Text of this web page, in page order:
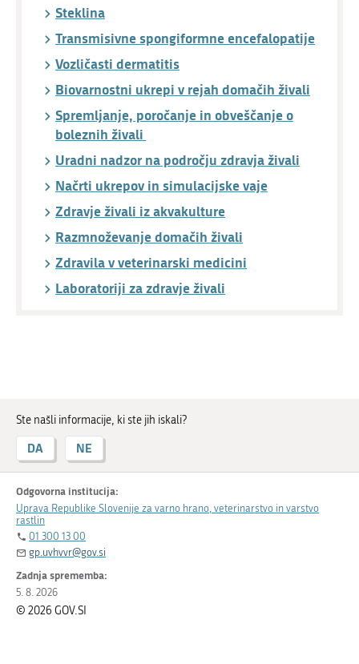
Steklina
Transmisivne spongiformne encefalopatije
Vozličasti dermatitis
Biovarnostni ukrepi v rejah domačih živali
Spremljanje, poročanje in obveščanje o
boleznih živali
Uradni nadzor na področju zdravja živali
Načrti ukrepov in simulacijske vaje
Zdravje živali iz akvakulture
Razmnoževanje domačih živali
Zdravila v veterinarski medicini
Laboratoriji za zdravje živali
Ste našli informacije, ki ste jih iskali?
DA NE
Odgovorna institucija:
Uprava Republike Slovenije za varno hrano, veterinarstvo in varstvo
rastlin
01 300 13 00
gp.uvhvvr@gov.si
Zadnja sprememba:
5. 8. 2026
© 2026 GOV.SI